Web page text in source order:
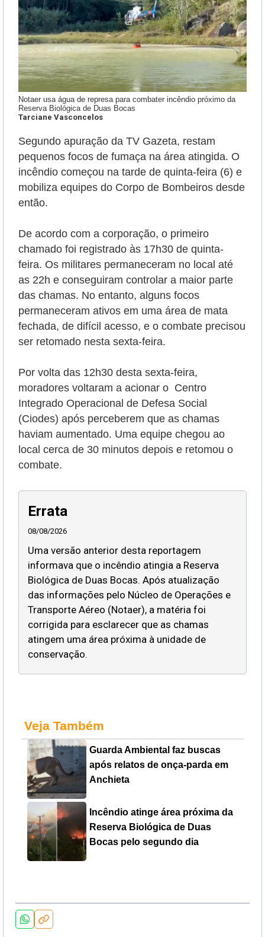
Notaer usa água de represa para combater incêndio próximo da
Reserva Biológica de Duas Bocas
Tarciane Vasconcelos
Segundo apuração da TV Gazeta, restam
pequenos focos de fumaça na área atingida. O
incêndio começou na tarde de quinta-feira (6) e
mobiliza equipes do Corpo de Bombeiros desde
então.
De acordo com a corporação, o primeiro
chamado foi registrado às 17h30 de quinta-
feira. Os militares permaneceram no local até
as 22h e conseguiram controlar a maior parte
das chamas. No entanto, alguns focos
permaneceram ativos em uma área de mata
fechada, de difícil acesso, e o combate precisou
ser retomado nesta sexta-feira.
Por volta das 12h30 desta sexta-feira,
moradores voltaram a acionar o Centro
Integrado Operacional de Defesa Social
(Ciodes) após perceberem que as chamas
haviam aumentado. Uma equipe chegou ao
local cerca de 30 minutos depois e retomou o
combate.
Errata
08/08/2026
Uma versão anterior desta reportagem
informava que o incêndio atingia a Reserva
Biológica de Duas Bocas. Após atualização
das informações pelo Núcleo de Operações e
Transporte Aéreo (Notaer), a matéria foi
corrigida para esclarecer que as chamas
atingem uma área próxima à unidade de
conservação.
Veja Também
Guarda Ambiental faz buscas
após relatos de onça-parda em
Anchieta
Incêndio atinge área próxima da
Reserva Biológica de Duas
Bocas pelo segundo dia